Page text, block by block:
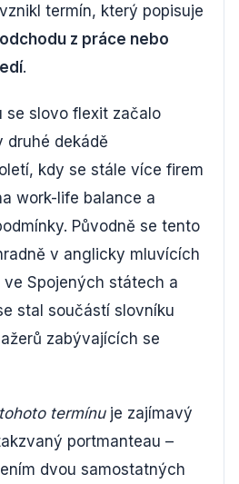
termín, který popisuje
z práce nebo
.
se slovo flexit začalo
druhé dekádě
kdy se stále více firem
work-life balance a
Původně se tento
v anglicky mluvících
Spojených státech a
stal součástí slovníku
zabývajících se
termínuje zajímavý
portmanteau –
dvou samostatných